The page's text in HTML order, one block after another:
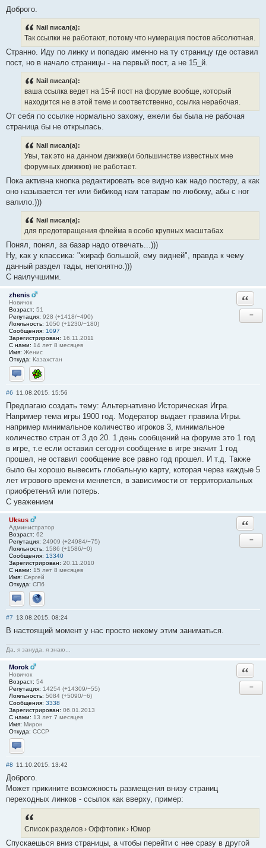
Доброго.
Nail писал(а):
Так ссылки не работают, потому что нумерация постов абсолютная.
Странно. Иду по линку и попадаю именно на ту страницу где оставил
пост, но в начало страницы - на первый пост, а не 15_й.
Nail писал(а):
ваша ссылка ведет на 15-й пост на форуме вообще, который
находится не в этой теме и соответственно, ссылка нерабочая.
От себя по ссылке нормально захожу, ежели бы была не рабочая
страница бы не открылась.
Nail писал(а):
Увы, так это на данном движке(и большинстве известных мне
форумных движков) не работает.
Пока активна кнопка редактировать все видно как надо постеру, а как
оно называется тег или бибикод нам татарам по любому, абы с ног
валило.)))
Nail писал(а):
для предотвращения флейма в особо крупных масштабах
Понял, понял, за базар надо отвечать...)))
Ну, как у классика: "жираф большой, ему видней", правда к чему
данный раздел тады, непонятно.)))
С наилучшими.
zhenis
Новичок
Возраст: 51
Репутация: 928 (+1418/−490)
Лояльность: 1050 (+1230/−180)
Сообщения: 1097
Зарегистрирован: 16.11.2011
С нами: 14 лет 8 месяцев
Имя: Женис
Откуда: Казахстан
Отправить личное сообщение
ICQ
−
#6 11.08.2015, 15:56
Предлагаю создать тему: Альтернативно Историческая Игра.
Например тема игры 1900 год. Модератор выдает правила Игры.
например минимальное количество игроков 3, минимальное
количество стран от 3 до 20. 1 день сообщений на форуме это 1 год
в игре, т.е если оставил сегодня сообщение в игре значит 1 год
прошел, не оставил сообщение все равно год прошел. И т.д. Также
было бы хорошо вывесить глобальную карту, которая через каждые 5
лет игрового времени меняется, в зависимости от территориальных
приобретений или потерь.
С уважением
Uksus
Администратор
Возраст: 62
Репутация: 24909 (+24984/−75)
Лояльность: 1586 (+1586/−0)
Сообщения: 13340
Зарегистрирован: 20.11.2010
С нами: 15 лет 8 месяцев
Имя: Сергей
Откуда: СПб
Отправить личное сообщение
Сайт
−
#7 13.08.2015, 08:24
В настоящий момент у нас просто некому этим заниматься.
Да, я зануда, я знаю...
Morok
Новичок
Возраст: 54
Репутация: 14254 (+14309/−55)
Лояльность: 5084 (+5090/−6)
Сообщения: 3338
Зарегистрирован: 06.01.2013
С нами: 13 лет 7 месяцев
Имя: Мирон
Откуда: СССР
Отправить личное сообщение
−
#8 11.10.2015, 13:42
Доброго.
Может прикините возможность размещения внизу страниц
переходных линков - ссылок как вверху, пример:
Список разделов › Оффтопик › Юмор
Спускаешься вниз страницы, а чтобы перейти с нее сразу в другой